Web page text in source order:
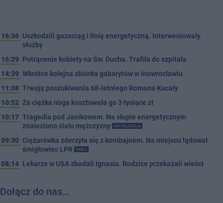
16:36 Uszkodzili gazociąg i linię energetyczną. Interweniowały
służby
16:29 Potrącenie kobiety na Św. Ducha. Trafiła do szpitala
14:39 Wkrótce kolejna zbiórka gabarytów w Inowrocławiu
11:38 Trwają poszukiwania 68-letniego Romana Kucały
10:52 Za ciężka noga kosztowała go 3 tysiące zł
10:17 Tragedia pod Janikowem. Na słupie energetycznym
znaleziono ciało mężczyzny
AKTUALIZACJA
09:30 Ciężarówka zderzyła się z kombajnem. Na miejscu lądował
śmigłowiec LPR
VIDEO
08:14 Lekarze w USA zbadali Ignasia. Rodzice przekazali wieści
Dołącz do nas…